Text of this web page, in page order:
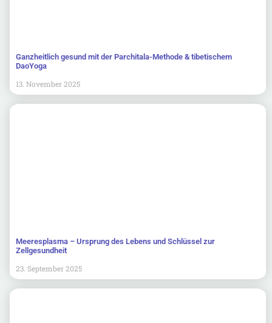
Ganzheitlich gesund mit der Parchitala-Methode & tibetischem
DaoYoga
13. November 2025
Meeresplasma – Ursprung des Lebens und Schlüssel zur
Zellgesundheit
23. September 2025